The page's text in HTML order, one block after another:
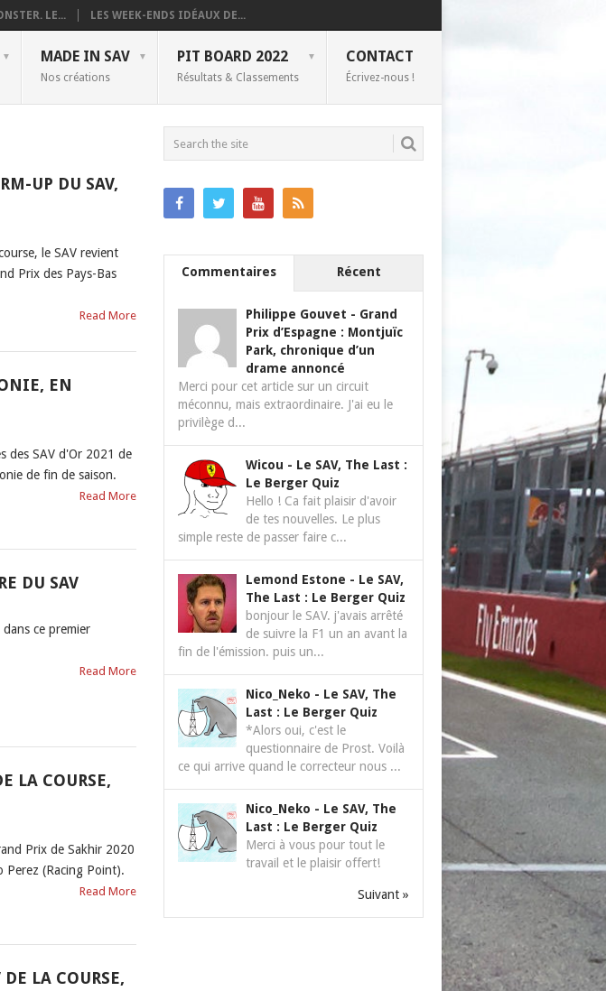
LE... LES WEEK-ENDS IDÉAUX DE...
MADE IN SAV
Nos créations
PIT BOARD 2022
Résultats & Classements
CONTACT
Écrivez-nous !
UP DU SAV,
le SAV revient
Prix des Pays-Bas
Read More
EN
des SAV d'Or 2021 de
de fin de saison.
Read More
DU SAV
ce premier
Read More
LA COURSE,
Prix de Sakhir 2020
Perez (Racing Point).
Read More
LA COURSE,
Commentaires Récent
Philippe Gouvet - Grand
Prix d’Espagne : Montjuïc
Park, chronique d’un
drame annoncé
Merci pour cet article sur un circuit
méconnu, mais extraordinaire. J'ai eu le
privilège d...
Wicou - Le SAV, The Last :
Le Berger Quiz
Hello ! Ca fait plaisir d'avoir
de tes nouvelles. Le plus
simple reste de passer faire c...
Lemond Estone - Le SAV,
The Last : Le Berger Quiz
bonjour le SAV. j'avais arrêté
de suivre la F1 un an avant la
fin de l'émission. puis un...
Nico_Neko - Le SAV, The
Last : Le Berger Quiz
*Alors oui, c'est le
questionnaire de Prost. Voilà
ce qui arrive quand le correcteur nous ...
Nico_Neko - Le SAV, The
Last : Le Berger Quiz
Merci à vous pour tout le
travail et le plaisir offert!
Suivant »